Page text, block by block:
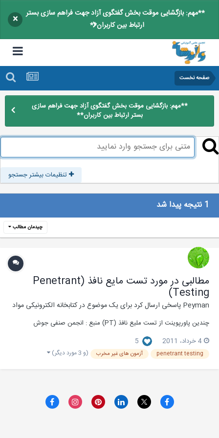
**مهم: بازگشایی موقت بخش گفتگوی آزاد جهت فراهم سازی بستر
ارتباط بین کاربران**
×
صفحه نخست
**مهم: بازگشایی موقت بخش گفتگوی آزاد جهت فراهم سازی
بستر ارتباط بین کاربران**
تنظیمات بیشتر جستجو
چیدمان مطالب
مطالبی در مورد تست مایع نافذ (Penetrant
Testing)
Peymanپاسخی ارسال کرد برای یک موضوع درکتابخانه الکترونیکی مواد
چندین پاورپوینت از تست ملیع نافذ (PT) منبع : انجمن صنفی جوش
4 خرداد، 2011
5
penetrant testing آزمون های غیر مخرب (و 3 مورد دیگر)